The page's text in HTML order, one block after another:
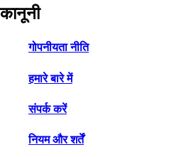
कानूनी
गोपनीयता नीति
हमारे बारे में
संपर्क करें
नियम और शर्तें